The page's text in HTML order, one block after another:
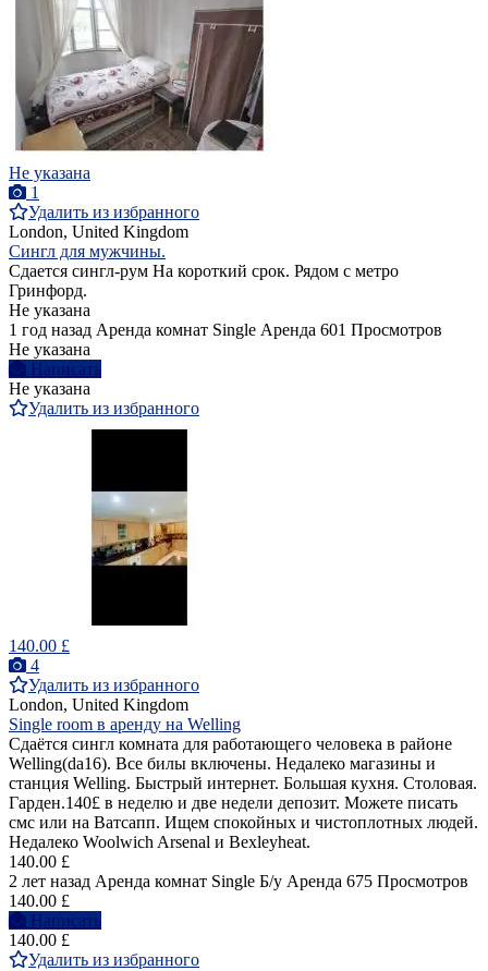
Не указана
1
Удалить из избранного
London, United Kingdom
Сингл для мужчины.
Сдается сингл-рум На короткий срок. Рядом с метро
Гринфорд.
Не указана
1 год назад Аренда комнат Single Аренда 601 Просмотров
Не указана
Написать
Не указана
Удалить из избранного
140.00 £
4
Удалить из избранного
London, United Kingdom
Single room в аренду на Welling
Сдаётся сингл комната для работающего человека в районе
Welling(da16). Все билы включены. Недалеко магазины и
станция Welling. Быстрый интернет. Большая кухня. Столовая.
Гарден.140£ в неделю и две недели депозит. Можете писать
смс или на Ватсапп. Ищем спокойных и чистоплотных людей.
Недалеко Woolwich Arsenal и Bexleyheat.
140.00 £
2 лет назад Аренда комнат Single Б/у Аренда 675 Просмотров
140.00 £
Написать
140.00 £
Удалить из избранного